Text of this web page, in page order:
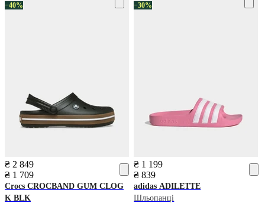
−40%
₴ 2 849
₴ 1 709
Crocs CROCBAND GUM CLOG
K BLK
−30%
₴ 1 199
₴ 839
adidas ADILETTE
Шльопанці